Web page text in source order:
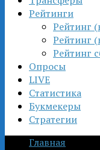
Рейтинги
Рейтинг
Рейтинг
Рейтинг
Опросы
LIVE
Статистика
Букмекеры
Стратегии
Главная